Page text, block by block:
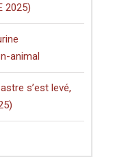
2025)
animal
s’est levé,